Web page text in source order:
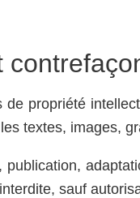
propriété
textes, images,
sauf